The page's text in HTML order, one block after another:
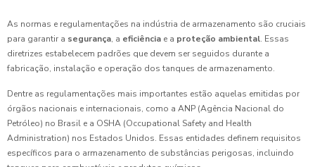
As normas e regulamentações na indústria de armazenamento são cruciais
para garantir a segurança, a eficiência e a proteção ambiental. Essas
diretrizes estabelecem padrões que devem ser seguidos durante a
fabricação, instalação e operação dos tanques de armazenamento.
Dentre as regulamentações mais importantes estão aquelas emitidas por
órgãos nacionais e internacionais, como a ANP (Agência Nacional do
Petróleo) no Brasil e a OSHA (Occupational Safety and Health
Administration) nos Estados Unidos. Essas entidades definem requisitos
específicos para o armazenamento de substâncias perigosas, incluindo